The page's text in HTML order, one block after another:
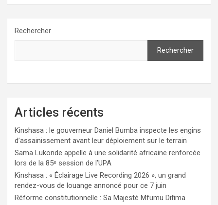
Rechercher
Rechercher
Articles récents
Kinshasa : le gouverneur Daniel Bumba inspecte les engins
d’assainissement avant leur déploiement sur le terrain
Sama Lukonde appelle à une solidarité africaine renforcée
lors de la 85ᵉ session de l’UPA
Kinshasa : « Éclairage Live Recording 2026 », un grand
rendez-vous de louange annoncé pour ce 7 juin
Réforme constitutionnelle : Sa Majesté Mfumu Difima